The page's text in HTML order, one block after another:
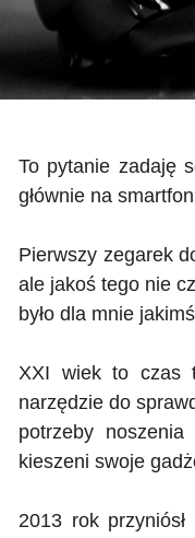
To pytanie zadaję
głównie na
Pierwszy zegarek
ale jakoś tego nie
było dla mnie
XXI wiek to czas
narzędzie do
potrzeby
kieszeni swoje
2013 rok